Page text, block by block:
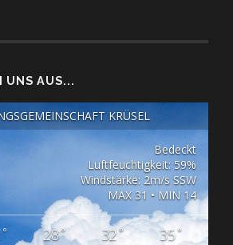
UNS AUS...
KRÜSEL
Bedeckt
Luftfeuchtigkeit: 59%
Windstärke: 2m/s SSW
MAX 31 • MIN 14
° 28° 32° 35°